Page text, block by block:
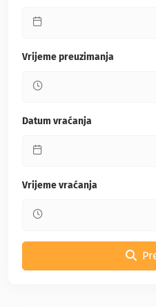
Vrijeme preuzimanja
Datum vraćanja
Vrijeme vraćanja